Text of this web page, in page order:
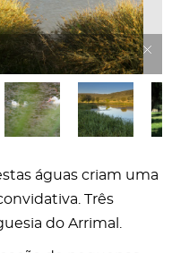
águas criam uma
Três
do Arrimal.